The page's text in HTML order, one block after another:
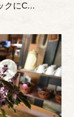
クにC...